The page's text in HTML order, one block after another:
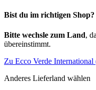
Bist du im richtigen Shop?
Bitte wechsle zum Land,
übereinstimmt.
Zu Ecco Verde
Anderes Lieferland wählen